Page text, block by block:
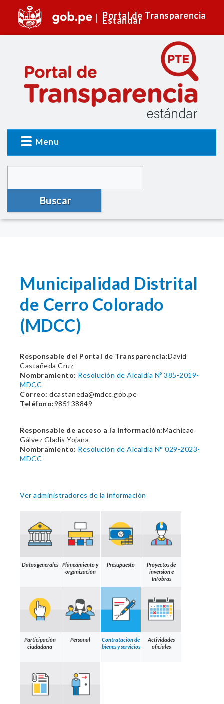
Portal de Transparencia
Estándar
Menu
Buscar
Municipalidad Distrital
de Cerro Colorado
(MDCC)
Responsable del Portal de Transparencia:David
Castañeda Cruz
Nombramiento: Resolución de Alcaldía Nº 385-2019-
MDCC
Correo: dcastaneda@mdcc.gob.pe
Teléfono:985138849
Responsable de acceso a la información:Machicao
Gálvez Gladis Yojana
Nombramiento: Resolución de Alcaldía N° 029-2023-
MDCC
Ver administradores de la información
Datos generales
Planeamiento y
organización
Presupuesto
Proyectos de
inversión e
Infobras
Participación
ciudadana
Personal
Contratación de
bienes y servicios
Actividades
oficiales